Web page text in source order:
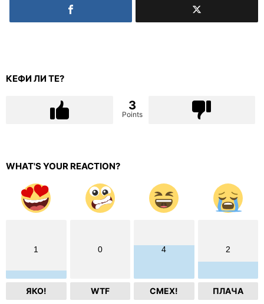
КЕФИ ЛИ ТЕ?
3
Points
WHAT'S YOUR REACTION?
1
ЯКО!
0
WTF
4
СМЕХ!
2
ПЛАЧА